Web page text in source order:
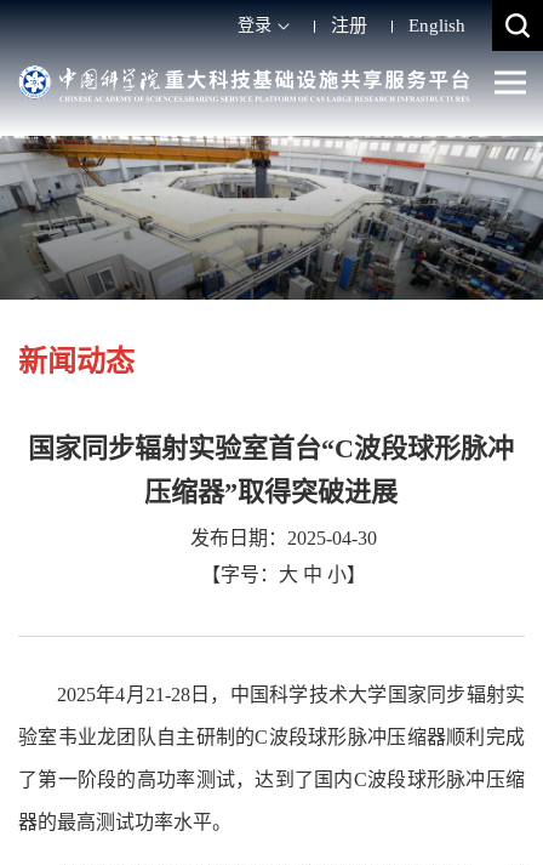
登录 注册 English
新闻动态
国家同步辐射实验室首台“C波段球形脉冲
压缩器”取得突破进展
发布日期：2025-04-30
【字号： 大 中 小】
2025年4月21-28日，中国科学技术大学国家同步辐射实
验室韦业龙团队自主研制的C波段球形脉冲压缩器顺利完成
了第一阶段的高功率测试，达到了国内C波段球形脉冲压缩
器的最高测试功率水平。